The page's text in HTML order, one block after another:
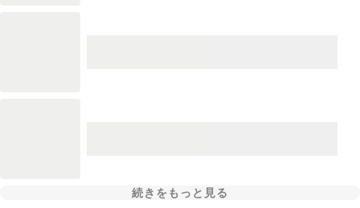
続きをもっと見る